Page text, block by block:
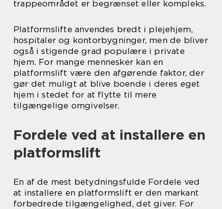
trappeområdet er begrænset eller kompleks.
Platformslifte anvendes bredt i plejehjem,
hospitaler og kontorbygninger, men de bliver
også i stigende grad populære i private
hjem. For mange mennesker kan en
platformslift være den afgørende faktor, der
gør det muligt at blive boende i deres eget
hjem i stedet for at flytte til mere
tilgængelige omgivelser.
Fordele ved at installere en
platformslift
En af de mest betydningsfulde Fordele ved
at installere en platformslift er den markant
forbedrede tilgængelighed, det giver. For